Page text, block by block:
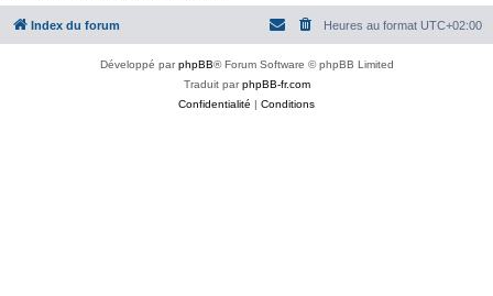
Index du forum Heures au format UTC+02:00
Développé parphpBB® Forum Software © phpBB Limited
Traduit parphpBB-fr.com
Confidentialité | Conditions